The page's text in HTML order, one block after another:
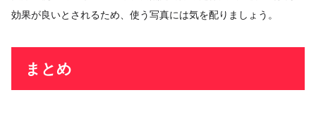
効果が良いとされるため、使う写真には気を配りましょう。
まとめ